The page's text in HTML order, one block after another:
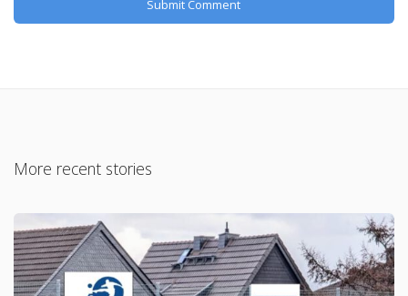
More recent stories